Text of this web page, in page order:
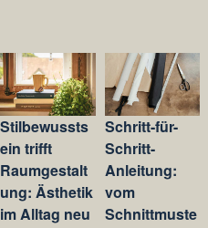
Stilbewussts
ein trifft
Raumgestalt
ung: Ästhetik
im Alltag neu
Schritt-für-
Schritt-
Anleitung:
vom
Schnittmuste